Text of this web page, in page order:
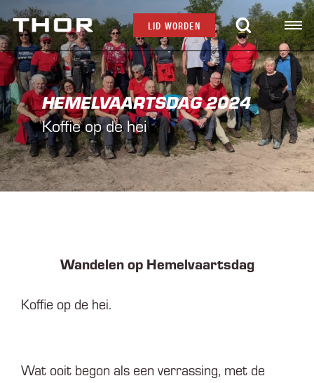
LID WORDEN
HEMELVAARTSDAG 2024
Koffie op de hei
Wandelen op Hemelvaartsdag
Koffie op de hei.
Wat ooit begon als een verrassing, met de